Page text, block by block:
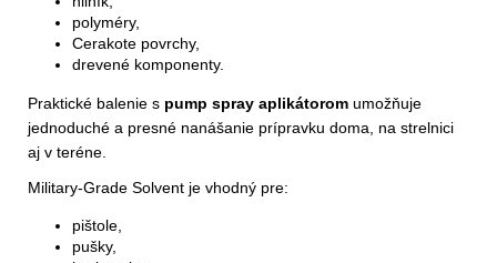
polyméry,
Cerakote povrchy,
drevené komponenty.
Praktické balenie s pump spray aplikátorom umožňuje
jednoduché a presné nanášanie prípravku doma, na strelnici
aj v teréne.
Military-Grade Solvent je vhodný pre:
pištole,
pušky,